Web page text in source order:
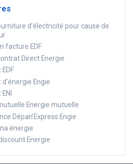
d’électricité pour cause de
facture EDF
Direct Energie
Engie
Energie mutuelle
Dépan'Express Engie
énergie
Energie